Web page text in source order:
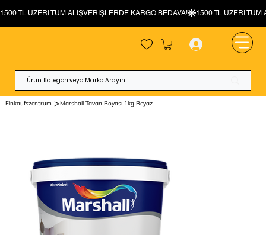
Einkaufszentrum >Marshall Tavan Boyası 1kg Beyaz